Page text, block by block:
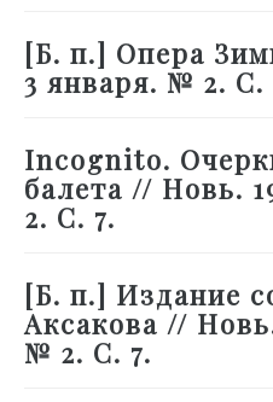
[Б. п.] Опера
3 января. № 2. С.
Incognito.
балета // Новь.
2. С. 7.
[Б. п.] Издание
Аксакова //
№ 2. С. 7.